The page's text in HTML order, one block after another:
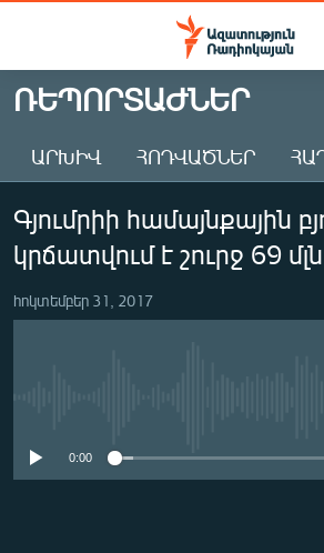
Մատչելիության
Անցնել
հիմնական
Անցնել
հիմնական
մենյուին
Որոնում
ԱԶԱՏՈՒԹՅՈՒՆ TV
ՀԱՅԱՍՏԱՆ
ԸՆՏՐՈՒԹՅՈՒՆՆԵՐ 2026
ԻՐԱՎՈՒՆՔ
ՀԱՍԱՐԱԿՈՒԹՅՈՒՆ
ՏԱՐԱԾԱՇՐՋԱՆ
ՌԵՊՈՐՏԱԺՆԵՐ
ԱՐԽԻՎ ՀՈԴՎԱԾՆԵՐ
Գյումրիի համայնքային
կրճատվում է շուրջ 69
հոկտեմբեր 31, 2017
0:00